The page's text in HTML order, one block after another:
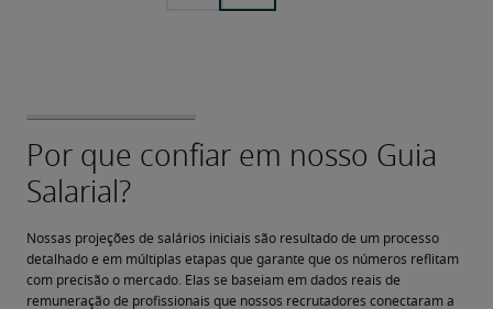
Nossas projeções de salários iniciais são resultado de um processo
detalhado e em múltiplas etapas que garante que os números reflitam
com precisão o mercado. Elas se baseiam em dados reais de
remuneração de profissionais que nossos recrutadores conectaram a